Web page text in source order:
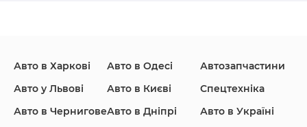
Honda Hyundai
Авто в Харкові
Авто у Львові
Авто в Чернигове
Авто в Одесі
Авто в Києві
Авто в Дніпрі
Автозапчастини
Спецтехніка
Авто в Україні